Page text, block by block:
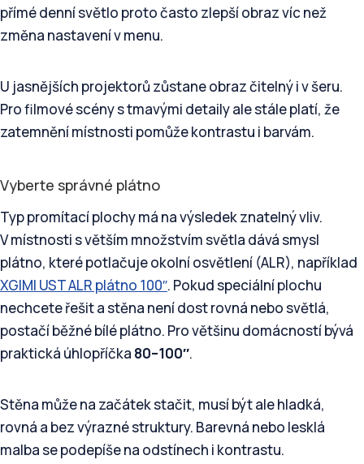
přímé denní světlo proto často zlepší obraz víc než
změna nastavení v menu.
U jasnějších projektorů zůstane obraz čitelný i v šeru.
Pro filmové scény s tmavými detaily ale stále platí, že
zatemnění místnosti pomůže kontrastu i barvám.
Vyberte správné plátno
Typ promítací plochy má na výsledek znatelný vliv.
V místnosti s větším množstvím světla dává smysl
plátno, které potlačuje okolní osvětlení (ALR), například
XGIMI UST ALR plátno 100″. Pokud speciální plochu
nechcete řešit a stěna není dost rovná nebo světlá,
postačí běžné bílé plátno. Pro většinu domácností bývá
praktická úhlopříčka 80–100″.
Stěna může na začátek stačit, musí být ale hladká,
rovná a bez výrazné struktury. Barevná nebo lesklá
malba se podepíše na odstínech i kontrastu.